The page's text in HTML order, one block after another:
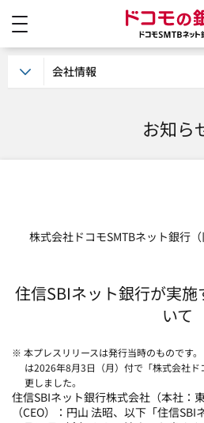
お知ら
株式会社ドコモSMTBネット銀行
住信SBIネット銀行が実
いて
※ 本プレスリリースは発行当時のものです。
は2026年8月3日（月）付で「株式会社
更しました。
住信SBIネット銀行株式会社（本社：
（CEO）：円山 法昭、以下「住信SBI
会社情報